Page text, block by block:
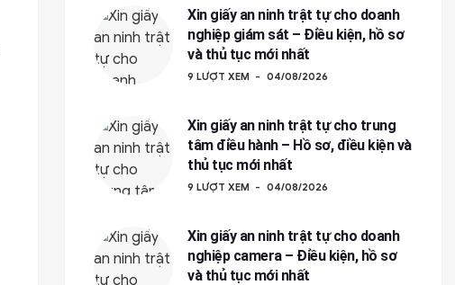
Xin giấy an ninh trật tự cho doanh
nghiệp giám sát – Điều kiện, hồ sơ
và thủ tục mới nhất
9 LƯỢT XEM 04/08/2026
Xin giấy an ninh trật tự cho trung
tâm điều hành – Hồ sơ, điều kiện và
thủ tục mới nhất
9 LƯỢT XEM 04/08/2026
Xin giấy an ninh trật tự cho doanh
nghiệp camera – Điều kiện, hồ sơ
và thủ tục mới nhất